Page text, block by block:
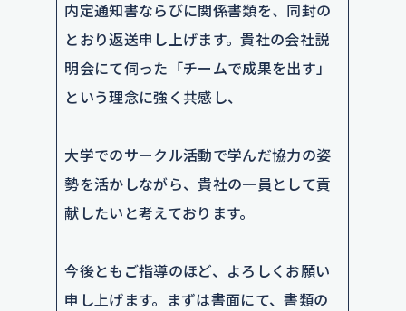
内定通知書ならびに関係書類を、同封の
とおり返送申し上げます。貴社の会社説
明会にて伺った「チームで成果を出す」
という理念に強く共感し、
大学でのサークル活動で学んだ協力の姿
勢を活かしながら、貴社の一員として貢
献したいと考えております。
今後ともご指導のほど、よろしくお願い
申し上げます。まずは書面にて、書類の